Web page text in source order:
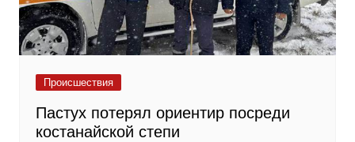
Происшествия
Пастух потерял ориентир посреди
костанайской степи